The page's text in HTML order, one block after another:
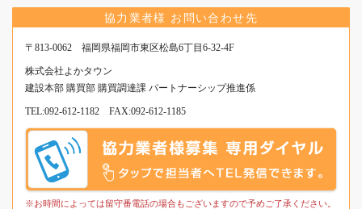
協力業者様 お問い合わせ先
〒813-0062 福岡県福岡市東区松島6丁目6-32-4F
株式会社よかタウン
建設本部 購買部 購買調達課 パートナーシップ推進係
TEL:092-612-1182 FAX:092-612-1185
※お時間によっては留守番電話の場合もございますので予めご了承ください。